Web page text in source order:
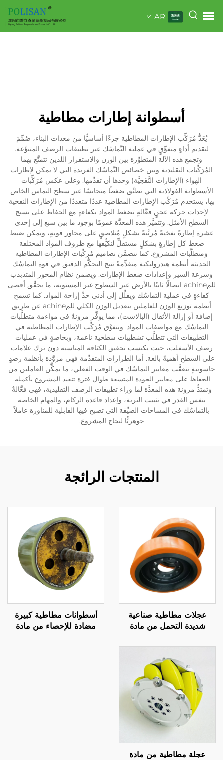
AR
أسطوانة إطارات مطاطية
يُعَدُّ مُرَكِّب الإطارات المطاطية جزءًا أساسيًّا من معدات البناء، صُمِّمَ
لتقديم أداءٍ متفوِّقٍ في عملية التَّماسُك عبر تطبيقات الرصف المتنوِّعة.
وتجمع هذه الآلة المتطوِّرة بين الوزن والاستقرار اللذين تتمتَّع بهما
المُرَكِّبات التقليدية وبين خصائص التَّماسُك الفريدة التي لا يمكن لإطارات
الهواء (الإطارات النَّفَخِيَّة) وحدها أن تقدِّمها. وعلى عكس مُرَكِّبات
الأسطوانة الفولاذية التي تطبِّق ضغطًا متجانسًا عبر سطح التماس الخاص
بها، يستخدم مُرَكِّب الإطارات المطاطية عددًا متعددًا من الإطارات النفخية
لإحداث حركة عجنٍ فعَّالةٍ تضغط المواد بكفاءةٍ مع الحفاظ على نسيج
السطح الأمثل. وتتميَّز هذه المعدَّة عمومًا بوجود ما بين سبع إلى إحدى
عشرة إطارةً نفخيةً مُرتَّبةً بشكلٍ مُتلاصقٍ على محاور قويةٍ، ويمكن ضبط
ضغط كل إطارةٍ بشكلٍ مستقلٍّ لتكيُّفها مع ظروف المواد المختلفة
ومتطلَّبات المشروع. كما تتضمَّن تصاميم مُرَكِّبات الإطارات المطاطية
الحديثة أنظمة هيدروليكية متقدِّمةً تتيح التحكُّم الدقيق في قوة التماسُك
وسرعة السير وإعدادات ضغط الإطارات. ويضمن نظام المحور المتذبذب
للمachine اتصالًا ثابتًا بالأرض عبر السطوح غير المستوية، ما يحقِّق أقصى
كفاءةٍ في عملية التماسُك ويقلِّل إلى أدنى حدٍّ إزاحة المواد. كما تسمح
أنظمة توزيع الوزن للعاملين بتعديل الوزن الكلي للمachine عن طريق
إضافة أو إزالة الأثقال (البالاست)، مما يوفِّر مرونةً في مواءمة متطلَّبات
التماسُك مع مواصفات المواد. ويتفوَّق مُرَكِّب الإطارات المطاطية في
التطبيقات التي تتطلَّب تشطيبات سطحية ناعمة، وبخاصةٍ في عمليات
رصف الأسفلت، حيث يكتسب تحقيق الكثافة المناسبة دون ترك علامات
على السطح أهميةً بالغة. أما الطرازات المتقدِّمة فهي مزوَّدة بأنظمة رصدٍ
حاسوبيةٍ تتعقَّب معايير التماسُك في الوقت الفعلي، ما يمكِّن العاملين من
الحفاظ على معايير الجودة المتسقة طوال فترة تنفيذ المشروع بأكمله.
وتمتدُّ مرونة هذه المعدَّة لما وراء تطبيقات الرصف التقليدية، فهي فعَّالةٌ
بنفس القدر في تثبيت التربة، وإعداد قاعدة الركام، والمهام الخاصة
بالتماسُك في المساحات الضيِّقة التي تصبح فيها القابلية للمناورة عاملاً
جوهريًّا لنجاح المشروع.
المنتجات الرائجة
عجلات مطاطية صناعية
شديدة التحمل من مادة
للآلات والعربات، خدمة قطع
مخصصة
أسطوانات مطاطية كبيرة
مضادة للإحصاء من مادة
عجلة مطاطية من مادة